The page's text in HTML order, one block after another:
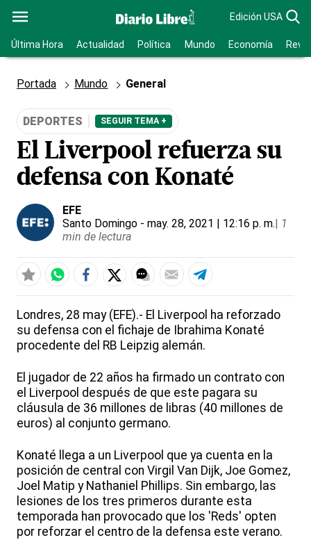
Edición USA
Última Hora Actualidad Política Mundo Economía
Portada Mundo General
DEPORTES SEGUIR TEMA +
El Liverpool refuerza su
defensa con Konaté
EFE
Santo Domingo - may. 28, 2021 | 12:16 p. m.| 1
min de lectura
Londres, 28 may (EFE).- El Liverpool ha reforzado
su defensa con el fichaje de Ibrahima Konaté
procedente del RB Leipzig alemán.
El jugador de 22 años ha firmado un contrato con
el Liverpool después de que este pagara su
cláusula de 36 millones de libras (40 millones de
euros) al conjunto germano.
Konaté llega a un Liverpool que ya cuenta en la
posición de central con Virgil Van Dijk, Joe Gomez,
Joel Matip y Nathaniel Phillips. Sin embargo, las
lesiones de los tres primeros durante esta
temporada han provocado que los 'Reds' opten
por reforzar el centro de la defensa este verano.